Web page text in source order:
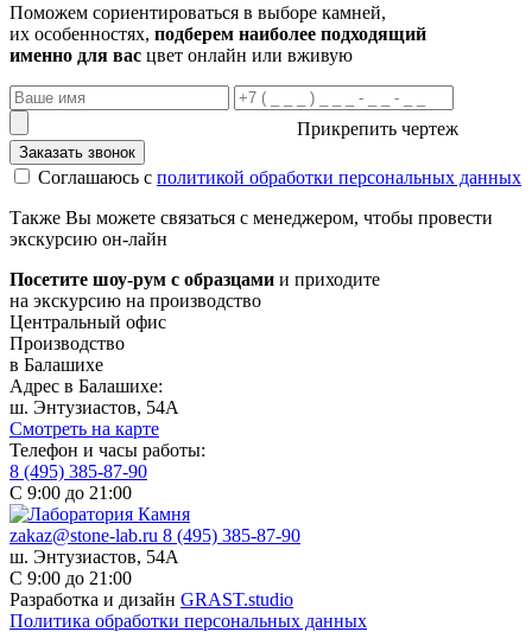
Поможем сориентироваться в выборе камней,
их особенностях, подберем наиболее подходящий
именно для вас цвет онлайн или вживую
Прикрепить чертеж
Заказать звонок
Соглашаюсь с политикой обработки персональных данных
Также Вы можете связаться с менеджером, чтобы провести
экскурсию он-лайн
Посетите шоу-рум с образцами и приходите
на экскурсию на производство
Центральный офис
Производство
в Балашихе
Адрес в Балашихе:
ш. Энтузиастов, 54А
Смотреть на карте
Телефон и часы работы:
8 (495) 385-87-90
С 9:00 до 21:00
zakaz@stone-lab.ru 8 (495) 385-87-90
ш. Энтузиастов, 54А
С 9:00 до 21:00
Разработка и дизайн GRAST.studio
Политика обработки персональных данных